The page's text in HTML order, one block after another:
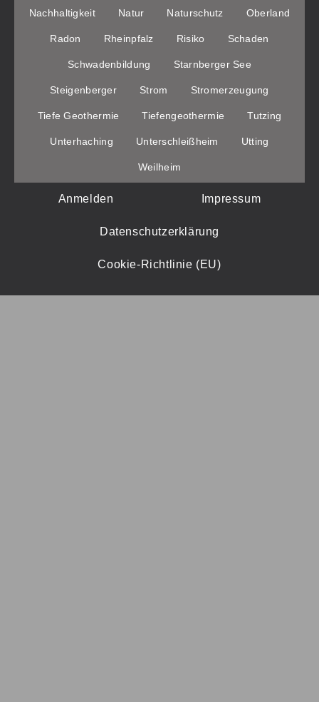
Nachhaltigkeit Natur Naturschutz Oberland
Radon Rheinpfalz Risiko Schaden
Schwadenbildung Starnberger See
Steigenberger Strom Stromerzeugung
Tiefe Geothermie Tiefengeothermie Tutzing
Unterhaching Unterschleißheim Utting
Weilheim
Anmelden Impressum
Datenschutzerklärung
Cookie-Richtlinie (EU)